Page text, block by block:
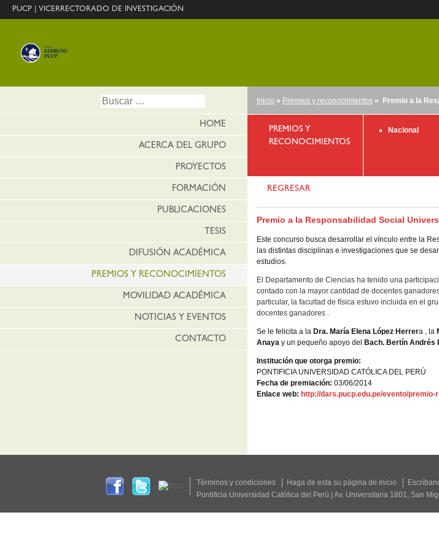
PUCP VICERRECTORADO DE INVESTIGACIÓN
Buscar:
HOME
ACERCA DEL GRUPO
PROYECTOS
FORMACIÓN
PUBLICACIONES
TESIS
DIFUSIÓN ACADÉMICA
PREMIOS Y RECONOCIMIENTOS
MOVILIDAD ACADÉMICA
NOTICIAS Y EVENTOS
CONTACTO
Inicio » Premios y reconocimientos » Premio a la
PREMIOS Y
RECONOCIMIENTOS
Nacional
REGRESAR
Premio a la Responsabilidad Social
Este concurso busca desarrollar el vínculo entre la
las distintas disciplinas e investigaciones que se
estudios.
El Departamento de Ciencias ha tenido una
contado con la mayor cantidad de docentes
particular, la facultad de física estuvo incluida en el
docentes ganadores .
Se le felicita a la Dra. María Elena López Herrera , la
Anaya y un pequeño apoyo del Bach. Bertín Andrés
Institución que otorga premio:
PONTIFICIA UNIVERSIDAD CATÓLICA DEL PERÚ
Fecha de premiación: 03/06/2014
Enlace web: http://dars.pucp.edu.pe/evento/premio-
Términos y condiciones Haga de esta su página de inicio
Pontificia Universidad Católica del Perú | Av. Universitaria 1801, San